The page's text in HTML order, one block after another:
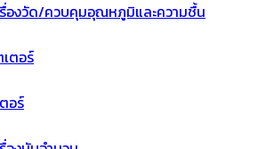
องวัด/ควบคุมอุณหภูมิและความชื้น
ตอร์
อร์